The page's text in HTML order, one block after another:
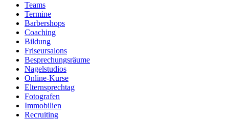
Teams
Termine
Barbershops
Coaching
Bildung
Friseursalons
Besprechungsräume
Nagelstudios
Online-Kurse
Elternsprechtag
Fotografen
Immobilien
Recruiting